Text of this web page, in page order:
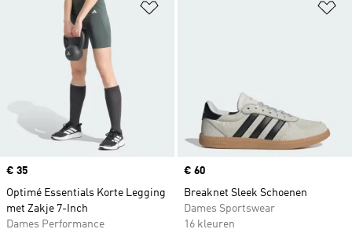
Price
€ 35
Optimé Essentials Korte Legging
met Zakje 7-Inch
Dames Performance
Price
€ 60
Breaknet Sleek Schoenen
Dames Sportswear
16 kleuren